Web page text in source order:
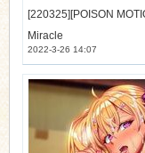
Miracle
2022-3-26 14:07